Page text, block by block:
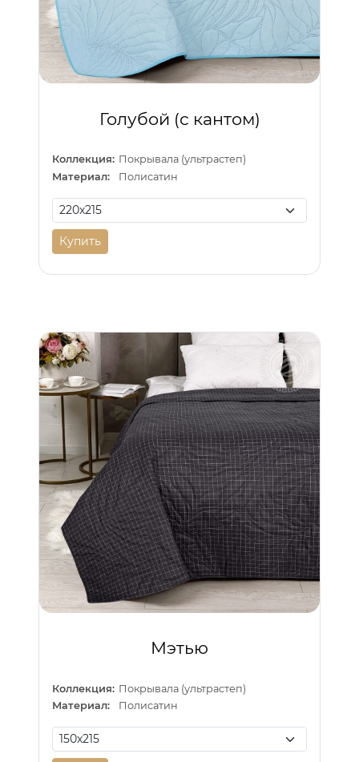
Голубой (с кантом)
Коллекция: Покрывала (ультрастеп)
Материал:
Полисатин
Купить
Мэтью
Коллекция: Покрывала (ультрастеп)
Материал:
Полисатин